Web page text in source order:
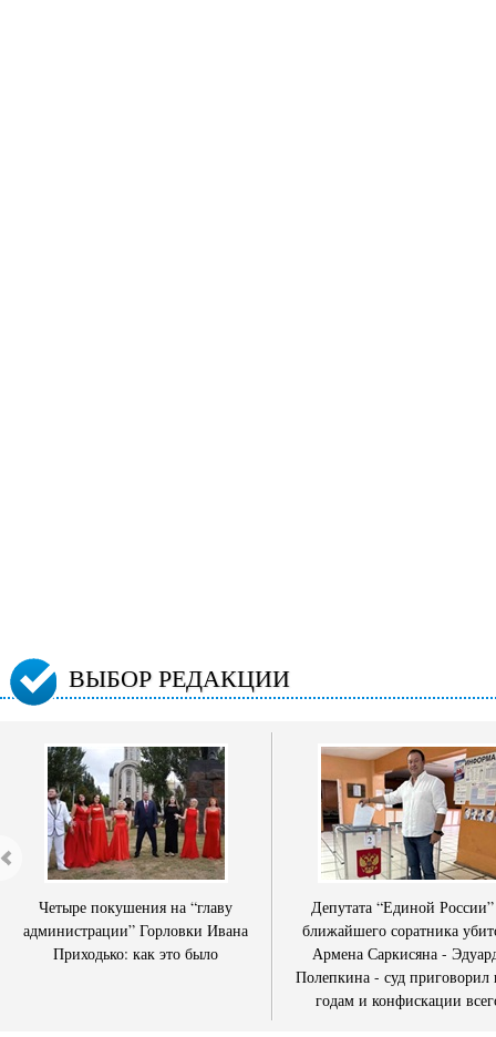
ВЫБОР РЕДАКЦИИ
Четыре покушения на “главу
администрации” Горловки Ивана
Приходько: как это было
Депутата “Единой
ближайшего соратника
Армена Саркисяна -
Полепкина - суд приговорил
годам и конфискации